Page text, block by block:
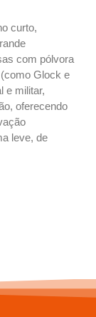
curto,
com pólvora
Glock e
e militar,
oferecendo
leve, de